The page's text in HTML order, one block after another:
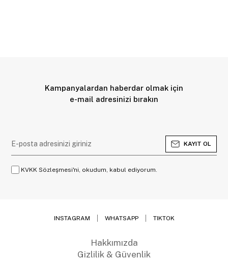
Kampanyalardan haberdar olmak için
e-mail adresinizi bırakın
KAYIT OL
KVKK Sözleşmesi'ni, okudum, kabul ediyorum.
INSTAGRAM WHATSAPP TIKTOK
Hakkımızda
Gizlilik & Güvenlik